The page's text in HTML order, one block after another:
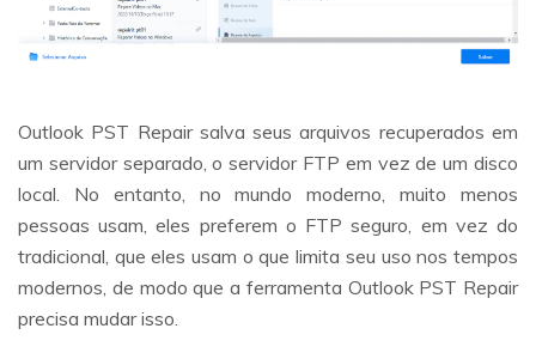
Outlook PST Repair salva seus arquivos recuperados em
um servidor separado, o servidor FTP em vez de um disco
local. No entanto, no mundo moderno, muito menos
pessoas usam, eles preferem o FTP seguro, em vez do
tradicional, que eles usam o que limita seu uso nos tempos
modernos, de modo que a ferramenta Outlook PST Repair
precisa mudar isso.